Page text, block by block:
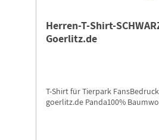
Herren-T-Shirt-
Goerlitz.de
T-Shirt für Tierpark
goerlitz.de Panda100%